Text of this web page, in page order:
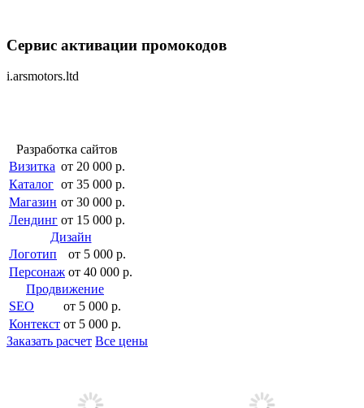
Сервис активации промокодов
i.arsmotors.ltd
Разработка сайтов
Визитка от 20 000 р.
Каталог от 35 000 р.
Магазин от 30 000 р.
Лендинг от 15 000 р.
Дизайн
Логотип
от 5 000 р.
Персонаж от 40 000 р.
Продвижение
SEO
от 5 000 р.
Контекст от 5 000 р.
Заказать расчет Все цены